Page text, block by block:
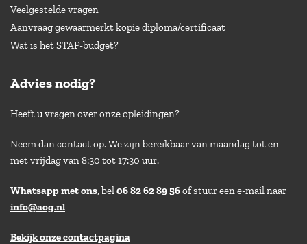
Veelgestelde vragen
Aanvraag gewaarmerkt kopie diploma/certificaat
Wat is het STAP-budget?
Advies nodig?
Heeft u vragen over onze opleidingen?
Neem dan contact op. We zijn bereikbaar van maandag tot en
met vrijdag van 8:30 tot 17:30 uur.
Whatsapp met ons, bel06 82 62 89 56of stuur een e-mail naar
info@aog.nl
Bekijk onze contactpagina